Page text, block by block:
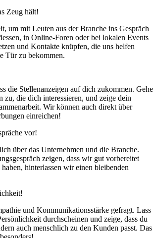
Zeug hält!
um mit Leuten aus der Branche ins Gespräch
in Online-Foren oder bei lokalen Events
und Kontakte knüpfen, die uns helfen
Tür zu bekommen.
die Stellenanzeigen auf dich zukommen. Gehe
zu, die dich interessieren, und zeige dein
Wir können auch direkt über
einreichen!
vor!
über das Unternehmen und die Branche.
zeigen, dass wir gut vorbereitet
hinterlassen wir einen bleibenden
und Kommunikationsstärke gefragt. Lass
durchscheinen und zeige, dass du
auch menschlich zu den Kunden passt. Das